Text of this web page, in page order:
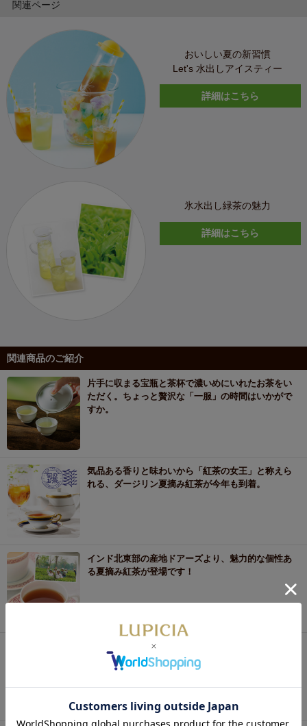
関連ページ
おいしい夏の新習慣
Let's 水出しアイスティー
詳細はこちら
氷水出し緑茶の魅力
詳細はこちら
関連商品のご紹介
片手に収まる宝瓶と茶杯で濃いめにいれたお茶をい
ただく。ちょっと贅沢な「一服」の時間はいかがで
すか。
気品ある香りと味わいから「紅茶の女王」と称えら
れる、ダージリン夏摘み紅茶が今年も到着。
インド北東部の産地ドアーズより、魅力的な個性あ
る夏摘み紅茶が登場です！
世界有数の茶産地として知られる台湾から、今年の
春摘み烏龍茶が届きました。